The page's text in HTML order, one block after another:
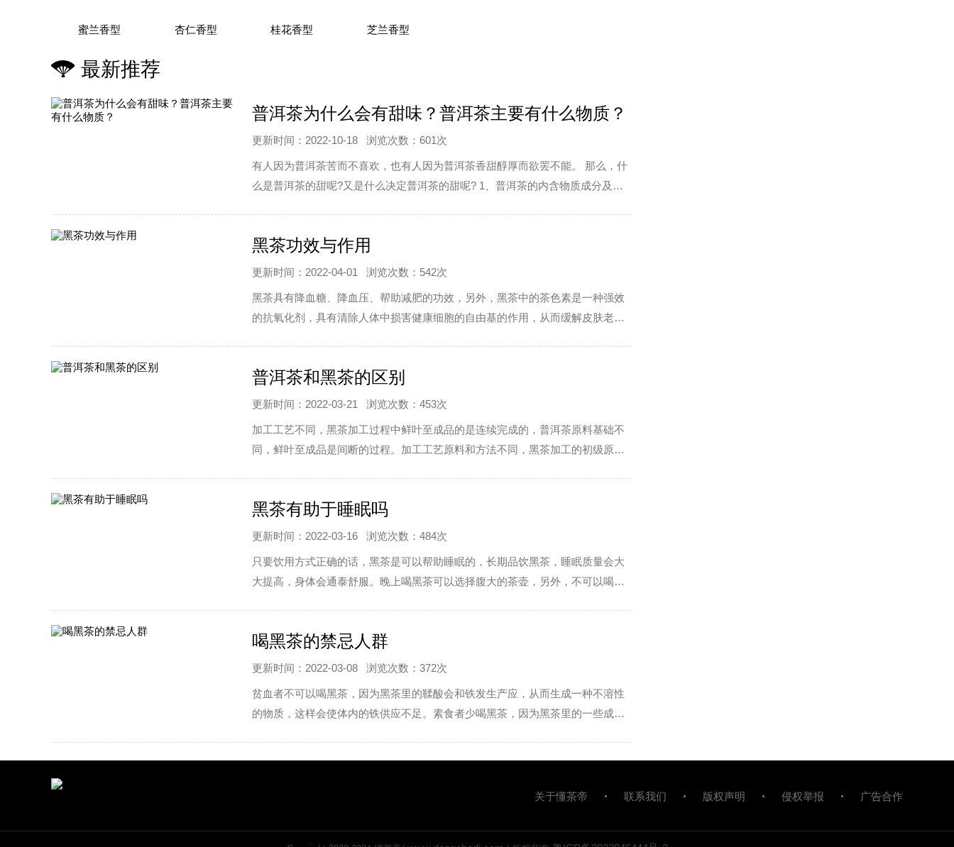
蜜兰香型 杏仁香型 桂花香型 芝兰香型
最新推荐
普洱茶为什么会有甜味？普洱茶主要有什么物质？
更新时间：2022-10-18 浏览次数：601次
有人因为普洱茶苦而不喜欢，也有人因为普洱茶香甜醇厚而欲罢不能。 那么，什
么是普洱茶的甜呢?又是什么决定普洱茶的甜呢? 1、普洱茶的内含物质成分及含
黑茶功效与作用
更新时间：2022-04-01 浏览次数：542次
黑茶具有降血糖、降血压、帮助减肥的功效，另外，黑茶中的茶色素是一种强效
的抗氧化剂，具有清除人体中损害健康细胞的自由基的作用，从而缓解皮肤老化
普洱茶和黑茶的区别
更新时间：2022-03-21 浏览次数：453次
加工工艺不同，黑茶加工过程中鲜叶至成品的是连续完成的，普洱茶原料基础不
同，鲜叶至成品是间断的过程。加工工艺原料和方法不同，黑茶加工的初级原料
黑茶有助于睡眠吗
更新时间：2022-03-16 浏览次数：484次
只要饮用方式正确的话，黑茶是可以帮助睡眠的，长期品饮黑茶，睡眠质量会大
大提高，身体会通泰舒服。晚上喝黑茶可以选择腹大的茶壶，另外，不可以喝浓
喝黑茶的禁忌人群
更新时间：2022-03-08 浏览次数：372次
贫血者不可以喝黑茶，因为黑茶里的鞣酸会和铁发生产应，从而生成一种不溶性
的物质，这样会使体内的铁供应不足。素食者少喝黑茶，因为黑茶里的一些成分
关于懂茶帝 联系我们 版权声明 侵权举报 广告合作